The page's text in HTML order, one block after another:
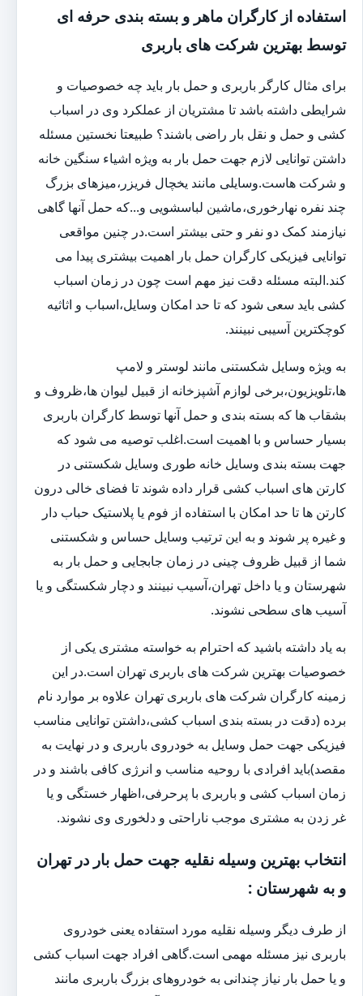
استفاده از کارگران ماهر و بسته بندی حرفه ای
توسط بهترین شرکت های باربری
برای مثال کارگر باربری و حمل بار باید چه خصوصیات و
شرایطی داشته باشد تا مشتریان از عملکرد وی در اسباب
کشی و حمل و نقل بار راضی باشند؟ طبیعتا نخستین مسئله
داشتن توانایی لازم جهت حمل بار به ویژه اشیاء سنگین خانه
و شرکت هاست.وسایلی مانند یخچال فریزر،میزهای بزرگ
چند نفره نهارخوری،ماشین لباسشویی و...که حمل آنها گاهی
نیازمند کمک دو نفر و حتی بیشتر است.در چنین مواقعی
توانایی فیزیکی کارگران حمل بار اهمیت بیشتری پیدا می
کند.البته مسئله دقت نیز مهم است چون در زمان اسباب
کشی باید سعی شود که تا حد امکان وسایل،اسباب و اثاثیه
کوچکترین آسیبی نبینند.
به ویژه وسایل شکستنی مانند لوستر و لامپ
ها،تلویزیون،برخی لوازم آشپزخانه از قبیل لیوان ها،ظروف و
بشقاب ها که بسته بندی و حمل آنها توسط کارگران باربری
بسیار حساس و با اهمیت است.اغلب توصیه می شود که
جهت بسته بندی وسایل خانه طوری وسایل شکستنی در
کارتن های اسباب کشی قرار داده شوند تا فضای خالی درون
کارتن ها تا حد امکان با استفاده از فوم یا پلاستیک حباب دار
و غیره پر شوند و به این ترتیب وسایل حساس و شکستنی
شما از قبیل ظروف چینی در زمان جابجایی و حمل بار به
شهرستان و یا داخل تهران،آسیب نبینند و دچار شکستگی و یا
آسیب های سطحی نشوند.
به یاد داشته باشید که احترام به خواسته مشتری یکی از
خصوصیات بهترین شرکت های باربری تهران است.در این
زمینه کارگران شرکت های باربری تهران علاوه بر موارد نام
برده (دقت در بسته بندی اسباب کشی،داشتن توانایی مناسب
فیزیکی جهت حمل وسایل به خودروی باربری و در نهایت به
مقصد)باید افرادی با روحیه مناسب و انرژی کافی باشند و در
زمان اسباب کشی و باربری با پرحرفی،اظهار خستگی و یا
غر زدن به مشتری موجب ناراحتی و دلخوری وی نشوند.
انتخاب بهترین وسیله نقلیه جهت حمل بار در تهران
و به شهرستان :
از طرف دیگر وسیله نقلیه مورد استفاده یعنی خودروی
باربری نیز مسئله مهمی است.گاهی افراد جهت اسباب کشی
و یا حمل بار نیاز چندانی به خودروهای بزرگ باربری مانند